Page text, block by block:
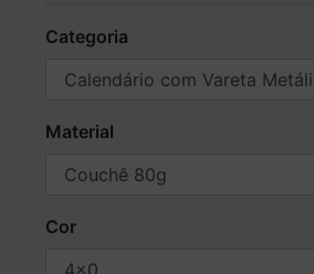
Categoria
Material
Cor